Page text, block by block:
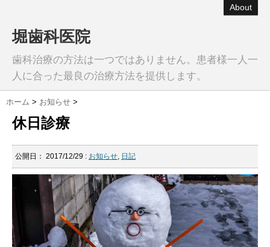
About
堀歯科医院
歯科治療の方法は一つではありません。患者様一人一
人に合った最良の治療方法を提供します。
ホーム > お知らせ >
休日診療
公開日： 2017/12/29 : お知らせ, 日記